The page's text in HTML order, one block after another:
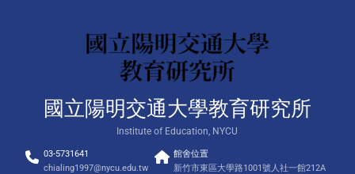
國立陽明交通大學教育研究所
Institute of Education, NYCU
03-5731641
chialing1997@nycu.edu.tw
館舍位置
新竹市東區大學路1001號人社一館212A